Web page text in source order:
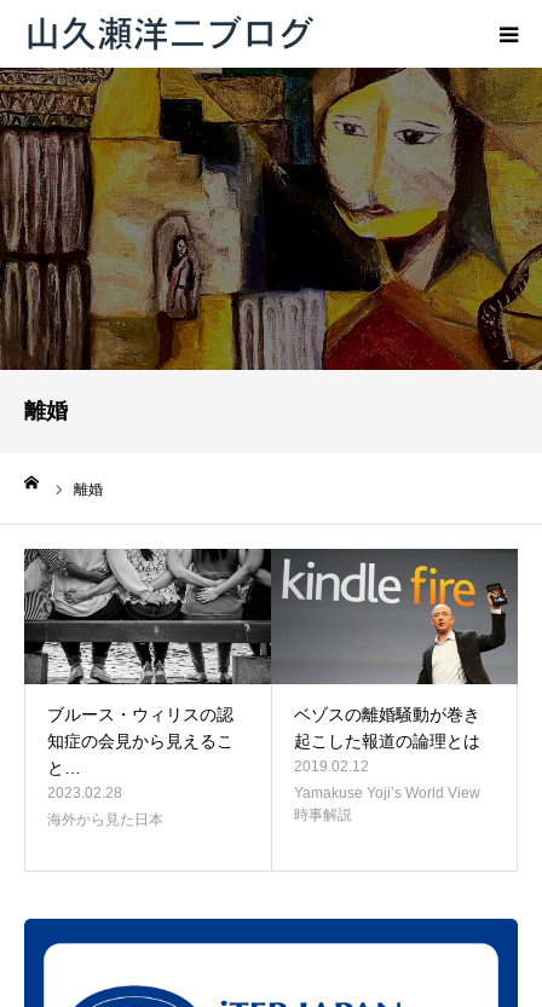
離婚
離婚
ブルース・ウィリスの認
知症の会見から見えるこ
と…
2023.02.28
海外から見た日本
ベゾスの離婚騒動が巻き
起こした報道の論理とは
2019.02.12
Yamakuse Yoji’s World View
時事解説
トップページ
ブログ
プロフィール
お問い合わせ